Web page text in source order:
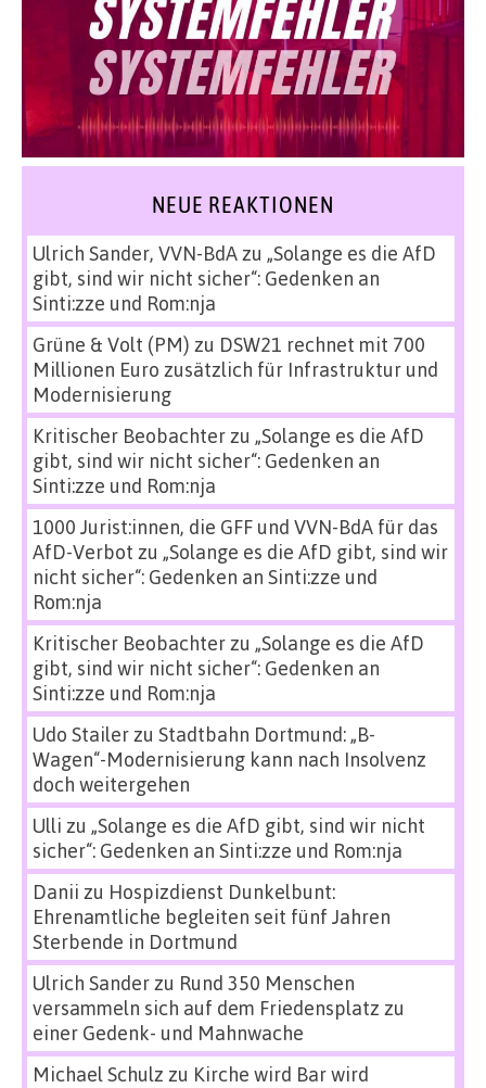
NEUE REAKTIONEN
Ulrich Sander, VVN-BdAzu „Solange es die AfD
gibt, sind wir nicht sicher“: Gedenken an
Sinti:zze und Rom:nja
Grüne & Volt (PM) zu DSW21 rechnet mit 700
Millionen Euro zusätzlich für Infrastruktur und
Modernisierung
Kritischer Beobachterzu „Solange es die AfD
gibt, sind wir nicht sicher“: Gedenken an
Sinti:zze und Rom:nja
1000 Jurist:innen, die GFF und VVN-BdA für das
AfD-Verbot zu „Solange es die AfD gibt, sind wir
nicht sicher“: Gedenken an Sinti:zze und
Rom:nja
Kritischer Beobachterzu „Solange es die AfD
gibt, sind wir nicht sicher“: Gedenken an
Sinti:zze und Rom:nja
Udo Stailerzu Stadtbahn Dortmund: „B-
Wagen“-Modernisierung kann nach Insolvenz
doch weitergehen
Ulli zu „Solange es die AfD gibt, sind wir nicht
sicher“: Gedenken an Sinti:zze und Rom:nja
Danii zu Hospizdienst Dunkelbunt:
Ehrenamtliche begleiten seit fünf Jahren
Sterbende in Dortmund
Ulrich Sanderzu Rund 350 Menschen
versammeln sich auf dem Friedensplatz zu
einer Gedenk- und Mahnwache
Michael Schulz zu Kirche wird Bar wird